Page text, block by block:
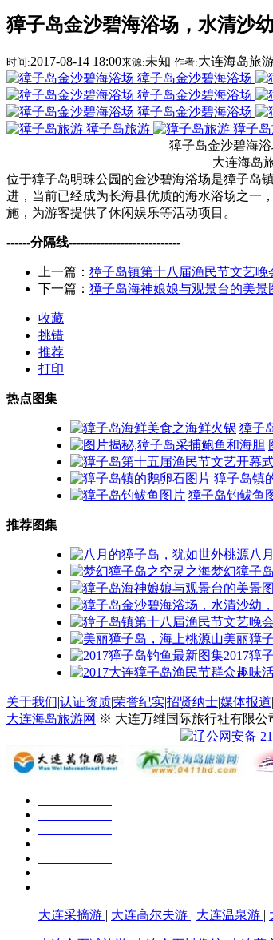
獐子岛金沙碧海浴场，水清沙
时间:2017-08-14 18:00来源:未知 作者:大连海岛旅
獐子岛金沙碧海浴场
獐子岛金沙碧海浴场
獐子岛金沙碧海浴场
獐子岛旅游
獐子
獐子岛金沙碧海
大连海岛
位于獐子岛明珠公园的金沙碧海浴场是獐子岛
进，当前已经成为长海县优质的海水浴场之一
施，为游客提供了休闲娱乐等活动项目。
------分隔线----------------------------
上一篇： 獐子岛镇第十八届渔民节文艺晚
下一篇： 獐子岛海神娘娘与观景台的美景
收藏
挑错
推荐
打印
热点图集
獐子
獐子岛镇
獐子岛钓鲅鱼
推荐图集
八
梦幻獐子
美丽獐
2017獐
关于我们|认证资质|荣誉纪实|招贤纳士|媒体报道|
大连海岛旅游网 ※ 大连万维国际旅行社有限公
辽公网安备
大连采摘游 | 大连高尔夫游 | 大连温泉游 |